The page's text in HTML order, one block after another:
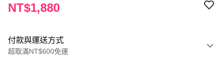
NT$1,880
付款與運送方式
超取滿NT$600免運